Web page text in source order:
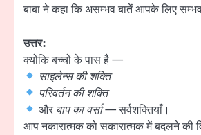
बाबा ने कहा कि असम्भव बातें आपके लिए सम्भव
उत्तर:
क्योंकि बच्चों के पास है —
साइलेन्स की शक्ति
परिवर्तन की शक्ति
और बाप का वर्सा— सर्वशक्तियाँ।
आप नकारात्मक को सकारात्मक में बदलने की